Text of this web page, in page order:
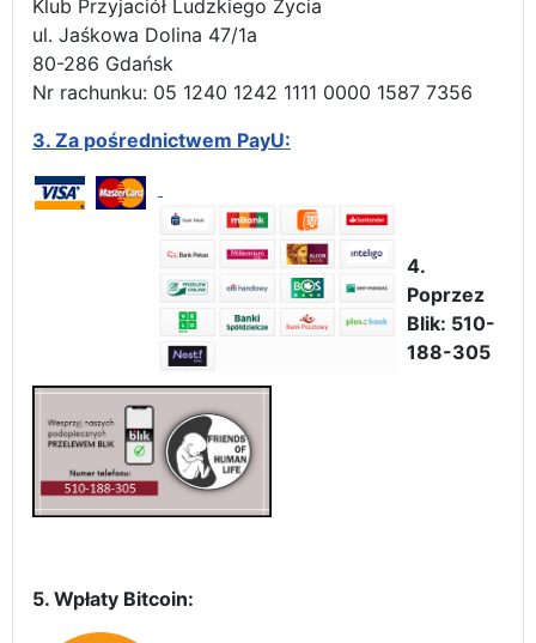
Klub Przyjaciół Ludzkiego Życia
ul. Jaśkowa Dolina 47/1a
80-286 Gdańsk
Nr rachunku: 05 1240 1242 1111 0000 1587 7356
3. Za pośrednictwem PayU:
4.
Poprzez
Blik: 510-
188-305
5. Wpłaty Bitcoin: